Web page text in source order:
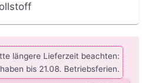
längere Lieferzeit beachten:
bis 21.08. Betriebsferien.